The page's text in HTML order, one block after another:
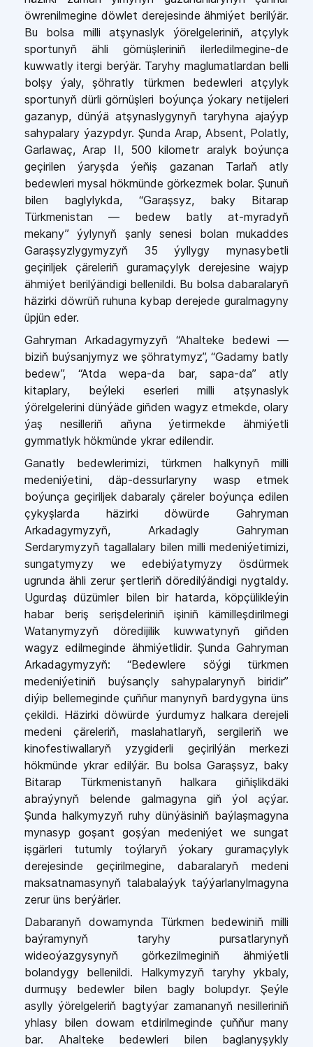
öwrenilmegine döwlet derejesinde ähmiýet berilýär.
Bu bolsa milli atşynaslyk ýörelgeleriniň, atçylyk
sportunyň ähli görnüşleriniň ilerledilmegine-de
kuwwatly itergi berýär. Taryhy maglumatlardan belli
bolşy ýaly, şöhratly türkmen bedewleri atçylyk
sportunyň dürli görnüşleri boýunça ýokary netijeleri
gazanyp, dünýä atşynaslygynyň taryhyna ajaýyp
sahypalary ýazypdyr. Şunda Arap, Absent, Polatly,
Garlawaç, Arap II, 500 kilometr aralyk boýunça
geçirilen ýaryşda ýeňiş gazanan Tarlaň atly
bedewleri mysal hökmünde görkezmek bolar. Şunuň
bilen baglylykda, “Garaşsyz, baky Bitarap
Türkmenistan — bedew batly at-myradyň
mekany” ýylynyň şanly senesi bolan mukaddes
Garaşsyzlygymyzyň 35 ýyllygy mynasybetli
geçiriljek çäreleriň guramaçylyk derejesine wajyp
ähmiýet berilýändigi bellenildi. Bu bolsa dabaralaryň
häzirki döwrüň ruhuna kybap derejede guralmagyny
üpjün eder.
Gahryman Arkadagymyzyň “Ahalteke bedewi —
biziň buýsanjymyz we şöhratymyz”, “Gadamy batly
bedew”, “Atda wepa-da bar, sapa-da” atly
kitaplary, beýleki eserleri milli atşynaslyk
ýörelgelerini dünýäde giňden wagyz etmekde, olary
ýaş nesilleriň aňyna ýetirmekde ähmiýetli
gymmatlyk hökmünde ykrar edilendir.
Ganatly bedewlerimizi, türkmen halkynyň milli
medeniýetini, däp-dessurlaryny wasp etmek
boýunça geçiriljek dabaraly çäreler boýunça edilen
çykyşlarda häzirki döwürde Gahryman
Arkadagymyzyň, Arkadagly Gahryman
Serdarymyzyň tagallalary bilen milli medeniýetimizi,
sungatymyzy we edebiýatymyzy ösdürmek
ugrunda ähli zerur şertleriň döredilýändigi nygtaldy.
Ugurdaş düzümler bilen bir hatarda, köpçülikleýin
habar beriş serişdeleriniň işiniň kämilleşdirilmegi
Watanymyzyň döredijilik kuwwatynyň giňden
wagyz edilmeginde ähmiýetlidir. Şunda Gahryman
Arkadagymyzyň: “Bedewlere söýgi türkmen
medeniýetiniň buýsançly sahypalarynyň biridir”
diýip bellemeginde çuňňur manynyň bardygyna üns
çekildi. Häzirki döwürde ýurdumyz halkara derejeli
medeni çäreleriň, maslahatlaryň, sergileriň we
kinofestiwallaryň yzygiderli geçirilýän merkezi
hökmünde ykrar edilýär. Bu bolsa Garaşsyz, baky
Bitarap Türkmenistanyň halkara giňişlikdäki
abraýynyň belende galmagyna giň ýol açýar.
Şunda halkymyzyň ruhy dünýäsiniň baýlaşmagyna
mynasyp goşant goşýan medeniýet we sungat
işgärleri tutumly toýlaryň ýokary guramaçylyk
derejesinde geçirilmegine, dabaralaryň medeni
maksatnamasynyň talabalaýyk taýýarlanylmagyna
zerur üns berýärler.
Dabaranyň dowamynda Türkmen bedewiniň milli
baýramynyň taryhy pursatlarynyň
wideoýazgysynyň görkezilmeginiň ähmiýetli
bolandygy bellenildi. Halkymyzyň taryhy ykbaly,
durmuşy bedewler bilen bagly bolupdyr. Şeýle
asylly ýörelgeleriň bagtyýar zamananyň nesilleriniň
yhlasy bilen dowam etdirilmeginde çuňňur many
bar. Ahalteke bedewleri bilen baglanyşykly